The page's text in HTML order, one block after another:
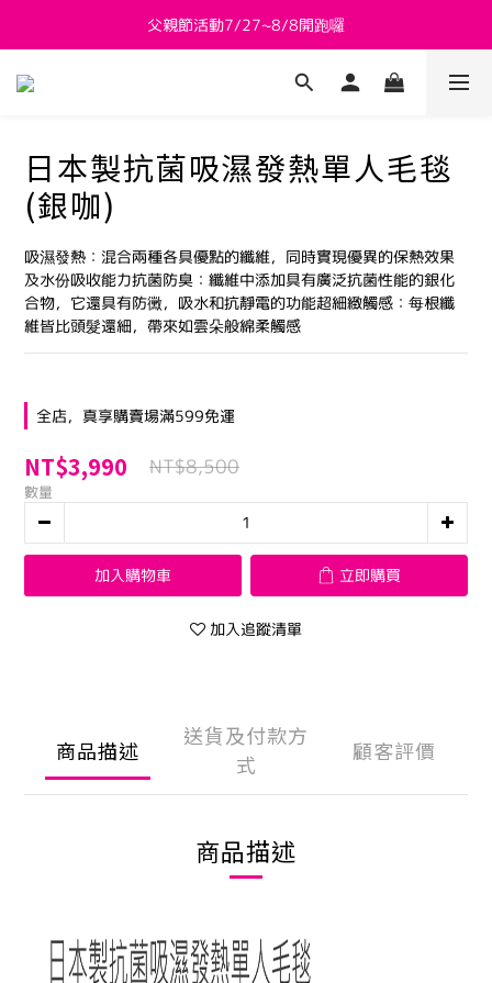
新會員送 $800購物金
父親節活動7/27~8/8開跑囉
新會員送 $800購物金
日本製抗菌吸濕發熱單人毛毯
(銀咖)
吸濕發熱：混合兩種各具優點的纖維，同時實現優異的保熱效果
及水份吸收能力抗菌防臭：纖維中添加具有廣泛抗菌性能的銀化
合物，它還具有防黴，吸水和抗靜電的功能超細緻觸感：每根纖
維皆比頭髮還細，帶來如雲朵般綿柔觸感
全店，真享購賣場滿599免運
NT$3,990 NT$8,500
數量
加入購物車 立即購買
加入追蹤清單
商品描述
送貨及付款方
式
顧客評價
商品描述